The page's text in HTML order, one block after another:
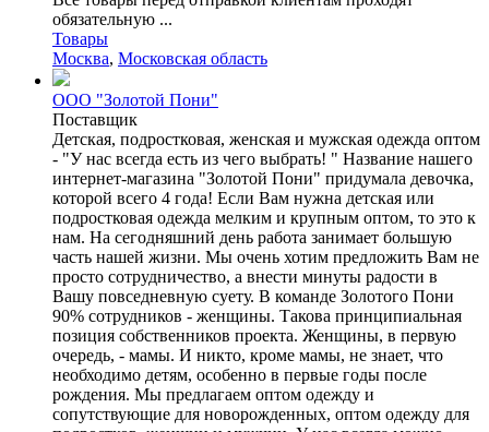
обязательную ...
Товары
Москва, Московская область
ООО "Золотой Пони"
Поставщик
Детская, подростковая, женская и мужская одежда оптом
- "У нас всегда есть из чего выбрать! " Название нашего
интернет-магазина "Золотой Пони" придумала девочка,
которой всего 4 года! Если Вам нужна детская или
подростковая одежда мелким и крупным оптом, то это к
нам. На сегодняшний день работа занимает большую
часть нашей жизни. Мы очень хотим предложить Вам не
просто сотрудничество, а внести минуты радости в
Вашу повседневную суету. В команде Золотого Пони
90% сотрудников - женщины. Такова принципиальная
позиция собственников проекта. Женщины, в первую
очередь, - мамы. И никто, кроме мамы, не знает, что
необходимо детям, особенно в первые годы после
рождения. Мы предлагаем оптом одежду и
сопутствующие для новорожденных, оптом одежду для